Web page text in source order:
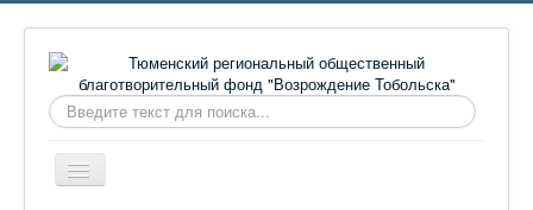
Искать...
Включить/
выключить